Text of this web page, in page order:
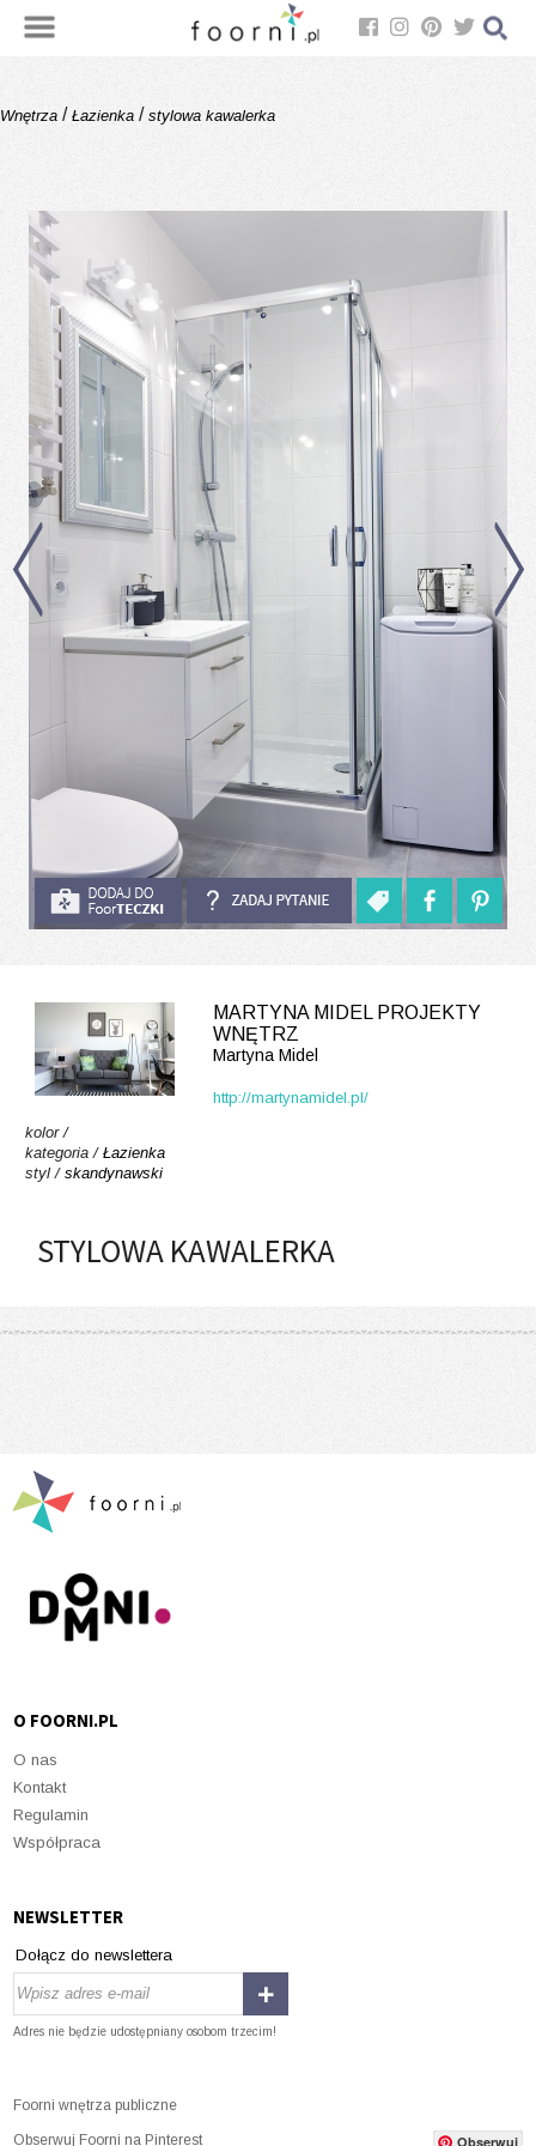
Wnętrza / Łazienka / stylowa kawalerka
MARTYNA MIDEL PROJEKTY
WNĘTRZ
Martyna Midel
http://martynamidel.pl/
kolor /
kategoria / Łazienka
styl / skandynawski
STYLOWA KAWALERKA
O FOORNI.PL
O nas
Kontakt
Regulamin
Współpraca
NEWSLETTER
Dołącz do newslettera
Adres nie będzie udostępniany osobom trzecim!
Foorni wnętrza publiczne
Obserwuj Foorni na Pinterest Obserwuj